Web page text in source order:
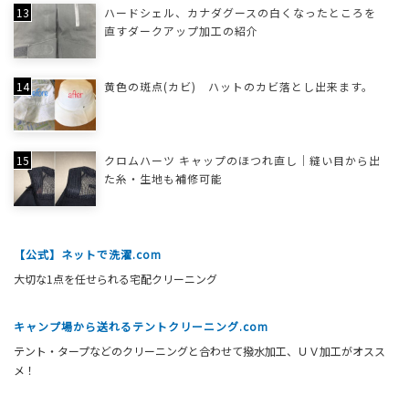
ハードシェル、カナダグースの白くなったところを
直すダークアップ加工の紹介
黄色の斑点(カビ) ハットのカビ落とし出来ます。
クロムハーツ キャップのほつれ直し｜縫い目から出
た糸・生地も補修可能
【公式】ネットで洗濯.com
大切な1点を任せられる宅配クリーニング
キャンプ場から送れるテントクリーニング.com
テント・タープなどのクリーニングと合わせて撥水加工、ＵＶ加工がオスス
メ！